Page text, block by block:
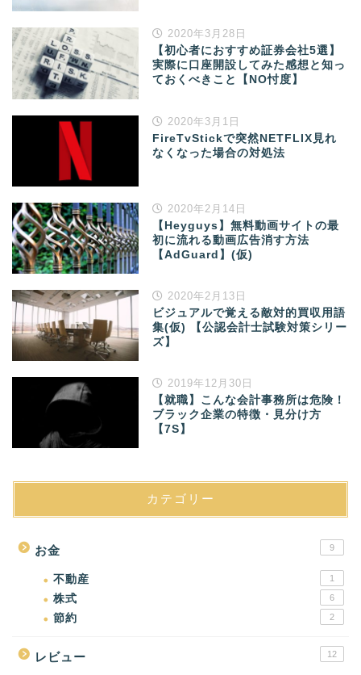
2020年3月28日
【初心者におすすめ証券会社5選】
実際に口座開設してみた感想と知っ
ておくべきこと【NO忖度】
2020年3月1日
FireTvStickで突然NETFLIX見れ
なくなった場合の対処法
2020年2月14日
【Heyguys】無料動画サイトの最
初に流れる動画広告消す方法
【AdGuard】(仮)
2020年2月13日
ビジュアルで覚える敵対的買収用語
集(仮) 【公認会計士試験対策シリー
ズ】
2019年12月30日
【就職】こんな会計事務所は危険！
ブラック企業の特徴・見分け方
【7S】
カテゴリー
お金 9
不動産 1
株式 6
節約 2
レビュー 12